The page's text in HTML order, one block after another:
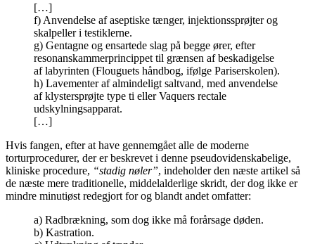
[…]
f) Anvendelse af aseptiske tænger, injektionssprøjter og
skalpeller i testiklerne.
g) Gentagne og ensartede slag på begge ører, efter
resonanskammerprincippet til grænsen af beskadigelse
af labyrinten (Flouguets håndbog, ifølge Pariserskolen).
h) Lavementer af almindeligt saltvand, med anvendelse
af klystersprøjte type ti eller Vaquers rectale
udskylningsapparat.
[…]
Hvis fangen, efter at have gennemgået alle de moderne
torturprocedurer, der er beskrevet i denne pseudovidenskabelige,
kliniske procedure, “stadig nøler”, indeholder den næste artikel så
de næste mere traditionelle, middelalderlige skridt, der dog ikke er
mindre minutiøst redegjort for og blandt andet omfatter:
a) Radbrækning, som dog ikke må forårsage døden.
b) Kastration.